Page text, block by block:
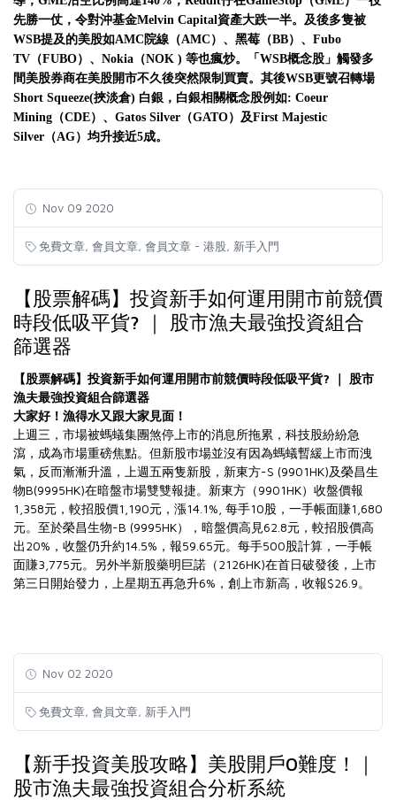
先勝一仗，令對沖基金Melvin Capital 資產大跌一半。及後多隻被
WSB提及的美股如AMC 院線（AMC ）、黑莓（BB）、 Fubo
TV （FUBO）、 Nokia （NOK ) 等也瘋炒。「 WSB概念股」觸發多
間美股券商在美股開市不久後突然限制買賣。其後WSB更號召轉場
Short Squeeze(挾淡倉) 白銀，白銀相關概念股例如: Coeur
Mining （CDE）、 Gatos Silver （GATO）及First Majestic
Silver （AG）均升接近5成。
Nov 09 2020
免費文章 會員文章 會員文章 - 港股 新手入門
【股票解碼】投資新手如何運用開市前競價
時段低吸平貨? ｜ 股市漁夫最強投資組合
篩選器
【股票解碼】投資新手如何運用開市前競價時段低吸平貨? ｜ 股市
漁夫最強投資組合篩選器
大家好！漁得水又跟大家見面！
上週三，市場被螞蟻集團煞停上市的消息所拖累，科技股紛紛急
瀉，成為市場重磅焦點。但新股巿場並沒有因為螞蟻暫緩上市而洩
氣，反而漸漸升溫，上週五兩隻新股，新東方-S (9901HK)及榮昌生
物B(9995HK)在暗盤市場雙雙報捷。新東方（9901HK）收盤價報
1,358元，較招股價1,190元，漲14.1%, 每手10股，一手帳面賺1,680
元。至於榮昌生物-B (9995HK），暗盤價高見62.8元，較招股價高
出20%，收盤仍升約14.5%，報59.65元。每手500股計算，一手帳
面賺3,775元。另外半新股藥明巨諾（2126HK)在首日破發後，上市
第三日開始發力，上星期五再急升6%，創上市新高，收報$26.9。
Nov 02 2020
免費文章 會員文章 新手入門
【新手投資美股攻略】美股開戶0難度！｜
股市漁夫最強投資組合分析系統